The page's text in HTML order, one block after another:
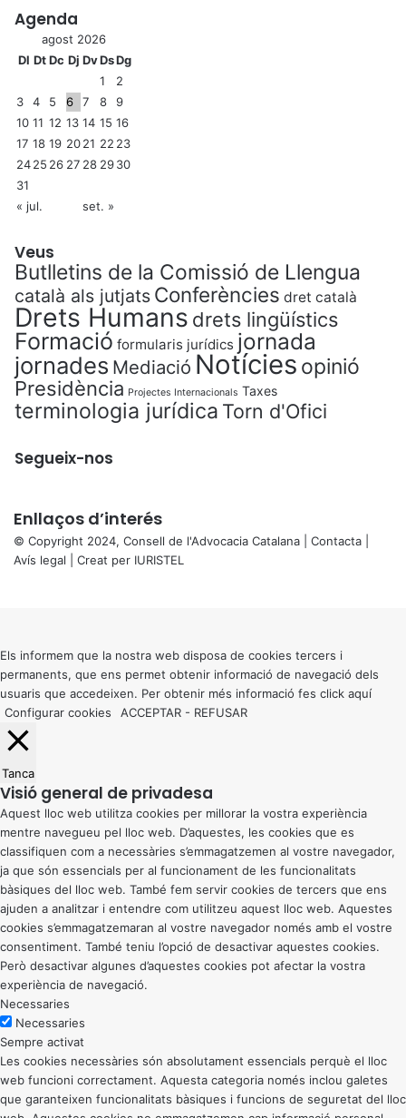
Agenda
agost 2026
Dl DtDc Dj DvDsDg
1
2
3
4 5 6 7 8
9
10 11 12 13 14 15 16
17 18 19 2021 22 23
2425 26 27 28 2930
31
« jul.
set. »
Veus
Butlletins de la Comissió de Llengua
català als jutjats Conferències dret català
Drets Humans drets lingüístics
Formació formularis jurídics jornada
jornades Mediació Notícies opinió
Presidència Projectes Internacionals Taxes
terminologia jurídica Torn d'Ofici
Segueix-nos
Enllaços d’interés
© Copyright 2024, Consell de l'Advocacia Catalana | Contacta
Avís legal | Creat per IURISTEL
button
Els informem que la nostra web disposa de cookies tercers i
permanents, que ens permet obtenir informació de navegació dels
usuaris que accedeixen. Per obtenir més informació fes click aquí
Configurar cookies
ACCEPTAR - REFUSAR
Tanca
Visió general de privadesa
Aquest lloc web utilitza cookies per millorar la vostra experiència
mentre navegueu pel lloc web. D’aquestes, les cookies que es
classifiquen com a necessàries s’emmagatzemen al vostre navegador,
ja que són essencials per al funcionament de les funcionalitats
bàsiques del lloc web. També fem servir cookies de tercers que ens
ajuden a analitzar i entendre com utilitzeu aquest lloc web. Aquestes
cookies s’emmagatzemaran al vostre navegador només amb el vostre
consentiment. També teniu l’opció de desactivar aquestes cookies.
Però desactivar algunes d’aquestes cookies pot afectar la vostra
experiència de navegació.
Necessaries
Necessaries
Sempre activat
Les cookies necessàries són absolutament essencials perquè el lloc
web funcioni correctament. Aquesta categoria només inclou galetes
que garanteixen funcionalitats bàsiques i funcions de seguretat del lloc